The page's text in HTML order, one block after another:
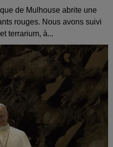
de Mulhouse abrite une
rouges. Nous avons suivi
terrarium, à...